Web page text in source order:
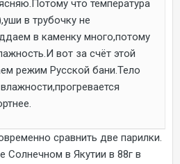
что температура
в трубочку не
в каменку много,потому
вот за счёт этой
режим Русской бани.Тело
сравнить две парилки.
Солнечном в Якутии в 88г в